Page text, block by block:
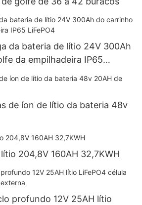
da bateria de lítio 24V 300Ah
da empilhadeira IP65
de íon de lítio da bateria 48v
204,8V 160AH 32,7KWH
profundo 12V 25AH lítio